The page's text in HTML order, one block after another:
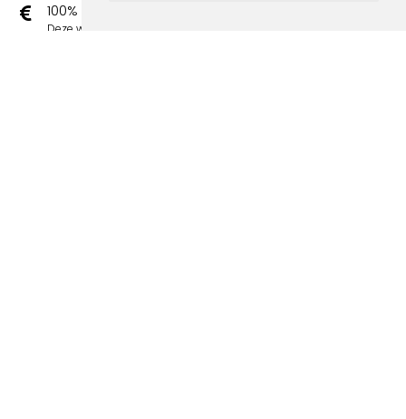
100% sociaal
Deze webshop wordt volledig gerund door jongens